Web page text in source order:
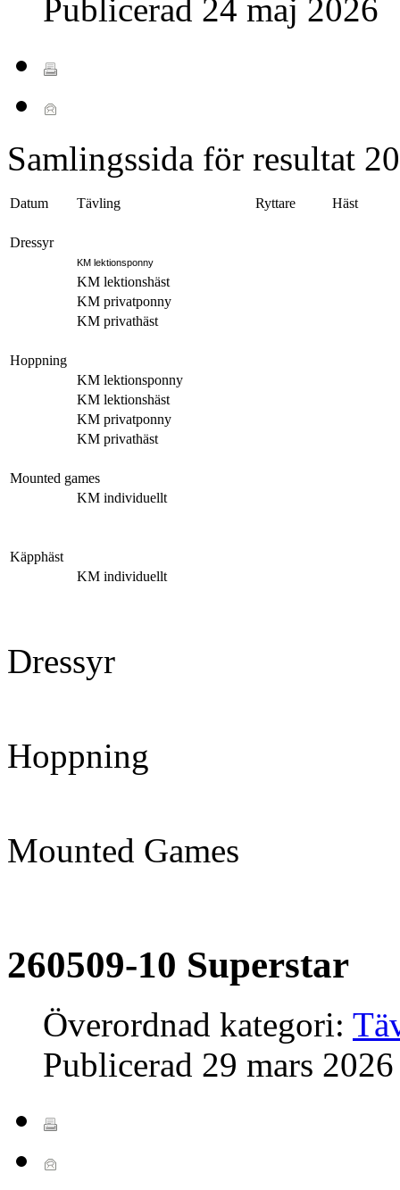
Publicerad 24 maj 2026
Samlingssida för resultat
Datum Tävling Ryttare Häst
Dressyr
KM lektionsponny
KM lektionshäst
KM privatponny
KM privathäst
Hoppning
KM lektionsponny
KM lektionshäst
KM privatponny
KM privathäst
Mounted games
KM individuellt
Käpphäst
KM individuellt
Dressyr
Hoppning
Mounted Games
260509-10 Superstar
Överordnad kategori:
Publicerad 29 mars 2026